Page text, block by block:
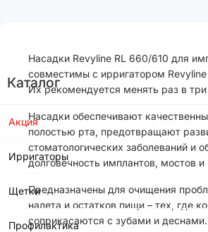
Каталог
Акция
Ирригаторы
Щетки
Профилактика
Насадки Revyline RL 660/610 для
совместимы с ирригатором
Их рекомендуется менять раз в
Насадки обеспечивают
полостью рта, предотвращают
стоматологических заболеваний и
долговечность имплантов, мостов и
Предназначены для очищения
налета и остатков пищи – тех, где
соприкасаются с зубами и деснами.